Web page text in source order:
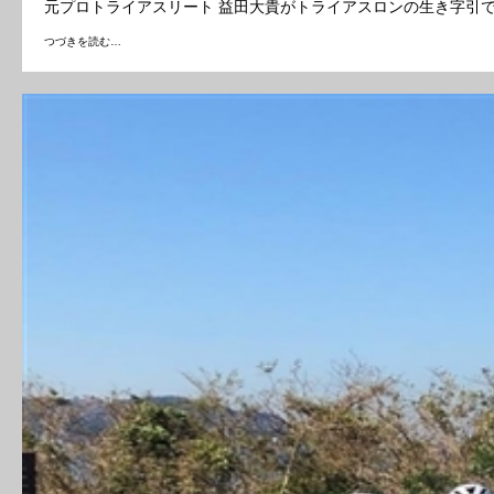
元プロトライアスリート 益田大貴がトライアスロンの生き字
つづきを読む…